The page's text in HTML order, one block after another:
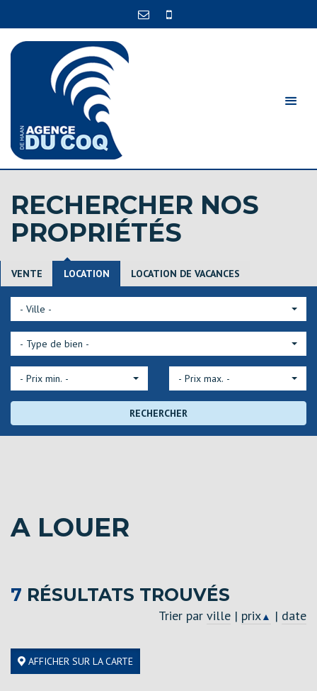
RECHERCHER NOS
PROPRIÉTÉS
- Ville -
- Type de bien -
- Prix min. - - Prix max. -
RECHERCHER
VENTE LOCATION LOCATION DE VACANCES
A LOUER
7 RÉSULTATS TROUVÉS
Trier par ville | prix▲ | date
AFFICHER SUR LA CARTE